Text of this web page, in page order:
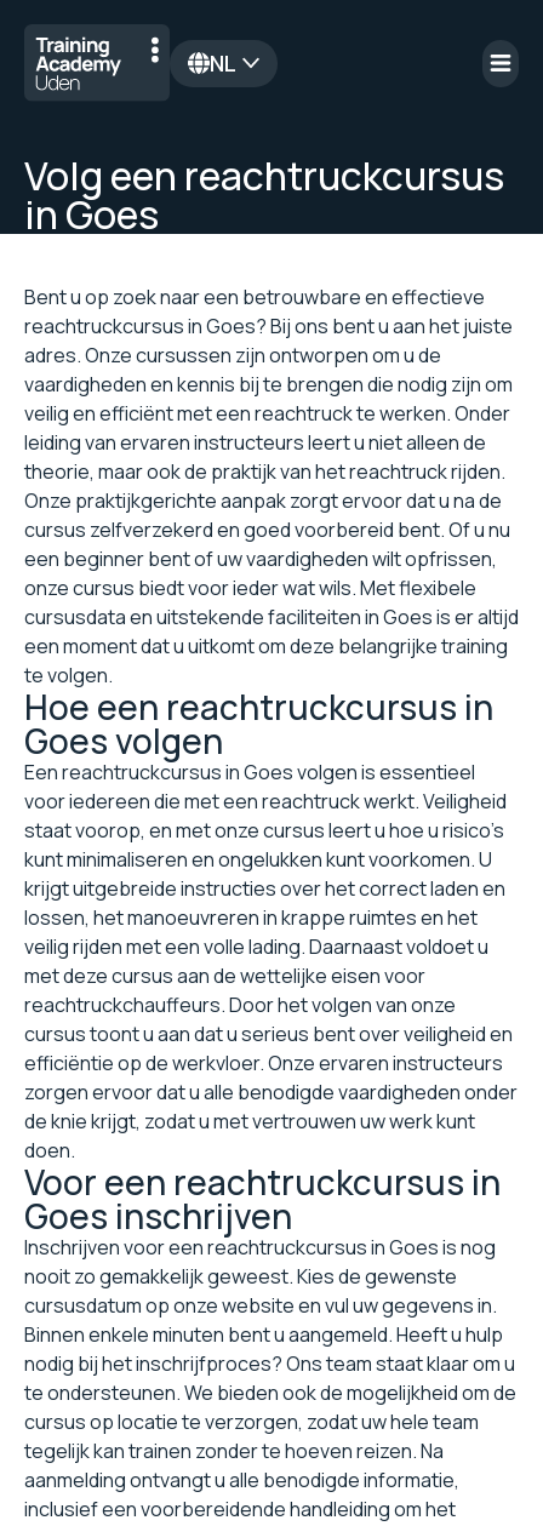
NL
Volg een reachtruckcursus
in Goes
Bent u op zoek naar een betrouwbare en effectieve
reachtruckcursus in Goes? Bij ons bent u aan het juiste
adres. Onze cursussen zijn ontworpen om u de
vaardigheden en kennis bij te brengen die nodig zijn om
veilig en efficiënt met een reachtruck te werken. Onder
leiding van ervaren instructeurs leert u niet alleen de
theorie, maar ook de praktijk van het reachtruck rijden.
Onze praktijkgerichte aanpak zorgt ervoor dat u na de
cursus zelfverzekerd en goed voorbereid bent. Of u nu
een beginner bent of uw vaardigheden wilt opfrissen,
onze cursus biedt voor ieder wat wils. Met flexibele
cursusdata en uitstekende faciliteiten in Goes is er altijd
een moment dat u uitkomt om deze belangrijke training
te volgen.
Hoe een reachtruckcursus in
Goes volgen
Een reachtruckcursus in Goes volgen is essentieel
voor iedereen die met een reachtruck werkt. Veiligheid
staat voorop, en met onze cursus leert u hoe u risico's
kunt minimaliseren en ongelukken kunt voorkomen. U
krijgt uitgebreide instructies over het correct laden en
lossen, het manoeuvreren in krappe ruimtes en het
veilig rijden met een volle lading. Daarnaast voldoet u
met deze cursus aan de wettelijke eisen voor
reachtruckchauffeurs. Door het volgen van onze
cursus toont u aan dat u serieus bent over veiligheid en
efficiëntie op de werkvloer. Onze ervaren instructeurs
zorgen ervoor dat u alle benodigde vaardigheden onder
de knie krijgt, zodat u met vertrouwen uw werk kunt
doen.
Voor een reachtruckcursus in
Goes inschrijven
Inschrijven voor een reachtruckcursus in Goes is nog
nooit zo gemakkelijk geweest. Kies de gewenste
cursusdatum op onze website en vul uw gegevens in.
Binnen enkele minuten bent u aangemeld. Heeft u hulp
nodig bij het inschrijfproces? Ons team staat klaar om u
te ondersteunen. We bieden ook de mogelijkheid om de
cursus op locatie te verzorgen, zodat uw hele team
tegelijk kan trainen zonder te hoeven reizen. Na
aanmelding ontvangt u alle benodigde informatie,
inclusief een voorbereidende handleiding om het